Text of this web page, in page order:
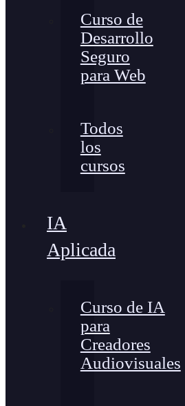
Curso de
Desarrollo
Seguro
para Web
Todos
los
cursos
IA
Aplicada
Curso de IA
para
Creadores
Audiovisuales